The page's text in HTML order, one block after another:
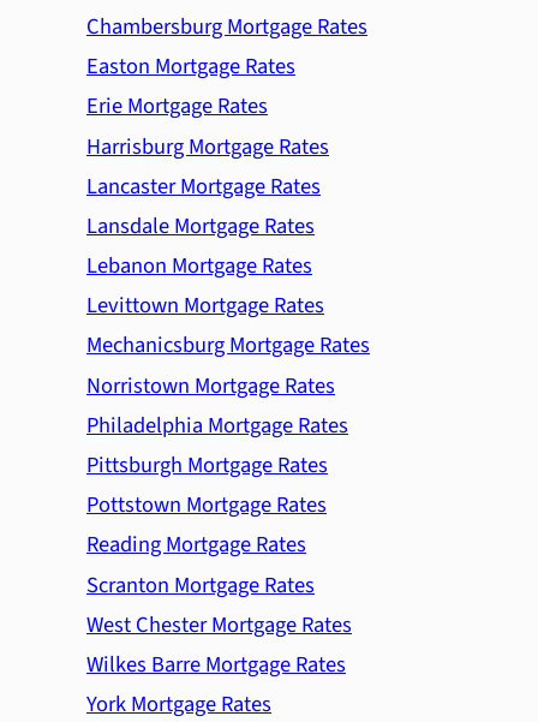
Chambersburg Mortgage Rates
Easton Mortgage Rates
Erie Mortgage Rates
Harrisburg Mortgage Rates
Lancaster Mortgage Rates
Lansdale Mortgage Rates
Lebanon Mortgage Rates
Levittown Mortgage Rates
Mechanicsburg Mortgage Rates
Norristown Mortgage Rates
Philadelphia Mortgage Rates
Pittsburgh Mortgage Rates
Pottstown Mortgage Rates
Reading Mortgage Rates
Scranton Mortgage Rates
West Chester Mortgage Rates
Wilkes Barre Mortgage Rates
York Mortgage Rates